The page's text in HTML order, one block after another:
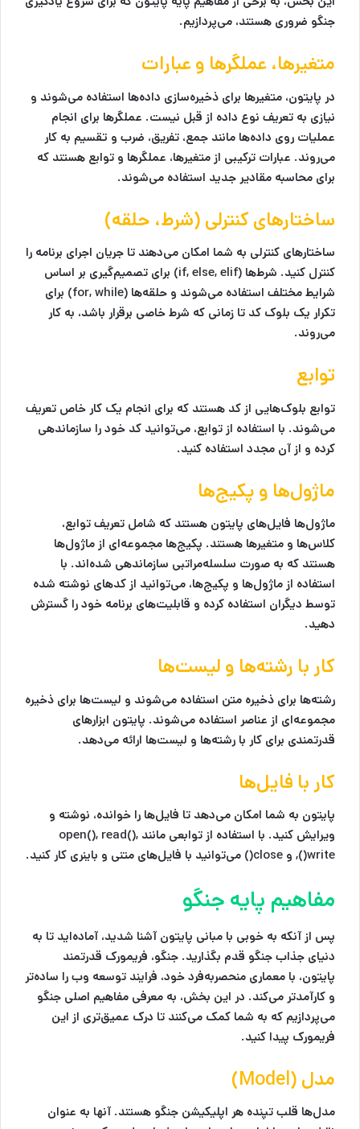
جنگو ضروری هستند، می‌پردازیم.
متغیرها، عملگرها و عبارات
در پایتون، متغیرها برای ذخیره‌سازی داده‌ها استفاده می‌شوند و
نیازی به تعریف نوع داده از قبل نیست. عملگرها برای انجام
عملیات روی داده‌ها مانند جمع، تفریق، ضرب و تقسیم به کار
می‌روند. عبارات ترکیبی از متغیرها، عملگرها و توابع هستند که
برای محاسبه مقادیر جدید استفاده می‌شوند.
ساختارهای کنترلی (شرط، حلقه)
ساختارهای کنترلی به شما امکان می‌دهند تا جریان اجرای برنامه را
کنترل کنید. شرط‌ها (if, else, elif) برای تصمیم‌گیری بر اساس
شرایط مختلف استفاده می‌شوند و حلقه‌ها (for, while) برای
تکرار یک بلوک کد تا زمانی که شرط خاصی برقرار باشد، به کار
می‌روند.
توابع
توابع بلوک‌هایی از کد هستند که برای انجام یک کار خاص تعریف
می‌شوند. با استفاده از توابع، می‌توانید کد خود را سازماندهی
کرده و از آن مجدد استفاده کنید.
ماژول‌ها و پکیج‌ها
ماژول‌ها فایل‌های پایتون هستند که شامل تعریف توابع،
کلاس‌ها و متغیرها هستند. پکیج‌ها مجموعه‌ای از ماژول‌ها
هستند که به صورت سلسله‌مراتبی سازماندهی شده‌اند. با
استفاده از ماژول‌ها و پکیج‌ها، می‌توانید از کدهای نوشته شده
توسط دیگران استفاده کرده و قابلیت‌های برنامه خود را گسترش
دهید.
کار با رشته‌ها و لیست‌ها
رشته‌ها برای ذخیره متن استفاده می‌شوند و لیست‌ها برای ذخیره
مجموعه‌ای از عناصر استفاده می‌شوند. پایتون ابزارهای
قدرتمندی برای کار با رشته‌ها و لیست‌ها ارائه می‌دهد.
کار با فایل‌ها
پایتون به شما امکان می‌دهد تا فایل‌ها را خوانده، نوشته و
ویرایش کنید. با استفاده از توابعی مانند open(), read(),
write(), و close() می‌توانید با فایل‌های متنی و باینری کار کنید.
مفاهیم پایه جنگو
پس از آنکه به خوبی با مبانی پایتون آشنا شدید، آماده‌اید تا به
دنیای جذاب جنگو قدم بگذارید. جنگو، فریمورک قدرتمند
پایتون، با معماری منحصربه‌فرد خود، فرایند توسعه وب را ساده‌تر
و کارآمدتر می‌کند. در این بخش، به معرفی مفاهیم اصلی جنگو
می‌پردازیم که به شما کمک می‌کنند تا درک عمیق‌تری از این
فریمورک پیدا کنید.
مدل (Model)
مدل‌ها قلب تپنده هر اپلیکیشن جنگو هستند. آنها به عنوان